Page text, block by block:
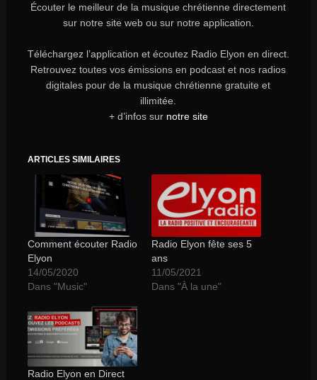
Écouter le meilleur de la musique chrétienne directement
sur notre site web ou sur notre application.
Téléchargez l’application et écoutez Radio Elyon en direct.
Retrouvez toutes vos émissions en podcast et nos radios
digitales pour de la musique chrétienne gratuite et
illimitée.
+ d’infos sur notre site
ARTICLES SIMILAIRES
Comment écouter Radio
Elyon
14/05/2020
Dans "Music"
Radio Elyon fête ses 5
ans
11/05/2021
Dans "À la une"
Radio Elyon en Direct